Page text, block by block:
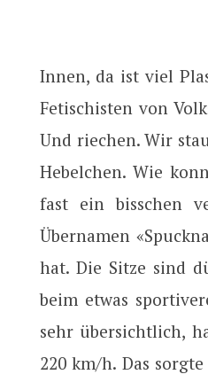
Innen, da ist viel
Fetischisten von
Und riechen. Wir
Hebelchen. Wie
fast ein bisschen
Übernamen
hat. Die Sitze sind
beim etwas
sehr übersichtlich,
220 km/h. Das